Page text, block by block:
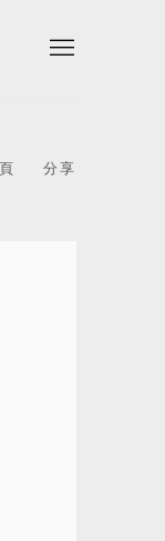
分享